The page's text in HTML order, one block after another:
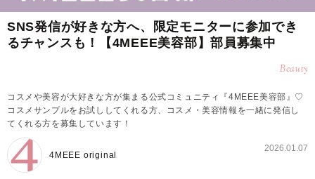
SNS発信が好きな方へ、限定モニターに参加でき
るチャンスも！【4MEEE美容部】部員募集中
Beauty
コスメや美容が大好きな方が集まる公式コミュニティ『4MEEE美容部』♡
コスメサンプルをお試ししてくれる方、コスメ・美容情報を一緒に発信し
てくれる方を募集しています！
4MEEE original
2026.01.07